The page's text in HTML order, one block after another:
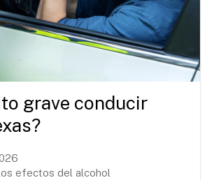
grave conducir
efectos del alcohol